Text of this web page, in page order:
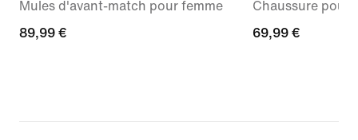
Mules d'avant-match pour femme
89,99 €
89,99 €
Chaussure pour
69,99 €
69,99 €